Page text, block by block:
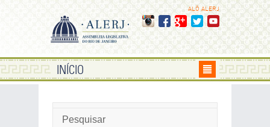
ALÔ ALERJ
INÍCIO
Pesquisar